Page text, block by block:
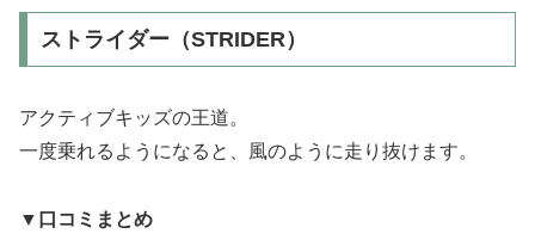
ストライダー（STRIDER）
アクティブキッズの王道。
一度乗れるようになると、風のように走り抜けます。
▼口コミまとめ